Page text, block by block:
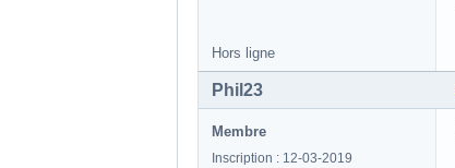
Hors ligne
Phil23
Membre
Inscription : 12-03-2019